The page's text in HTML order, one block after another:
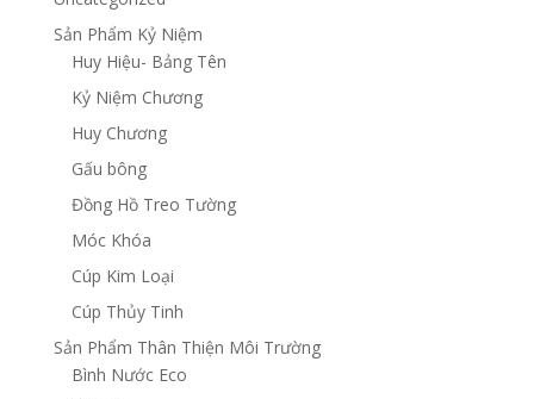
Sản Phẩm Kỷ Niệm
Huy Hiệu- Bảng Tên
Kỷ Niệm Chương
Huy Chương
Gấu bông
Đồng Hồ Treo Tường
Móc Khóa
Cúp Kim Loại
Cúp Thủy Tinh
Sản Phẩm Thân Thiện Môi Trường
Bình Nước Eco